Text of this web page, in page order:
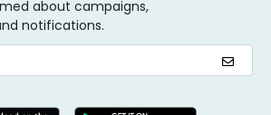
about campaigns,
notifications.